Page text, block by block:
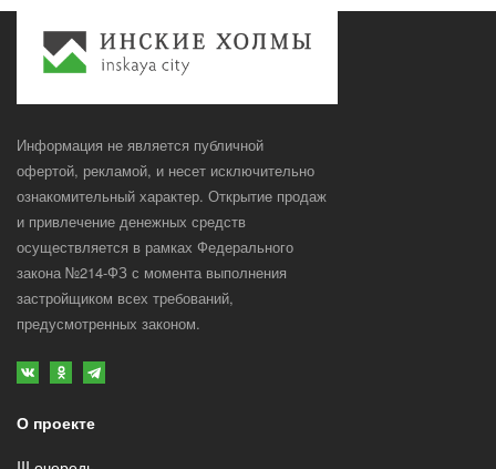
Информация не является публичной
офертой, рекламой, и несет исключительно
ознакомительный характер. Открытие продаж
и привлечение денежных средств
осуществляется в рамках Федерального
закона №214-ФЗ с момента выполнения
застройщиком всех требований,
предусмотренных законом.
О проекте